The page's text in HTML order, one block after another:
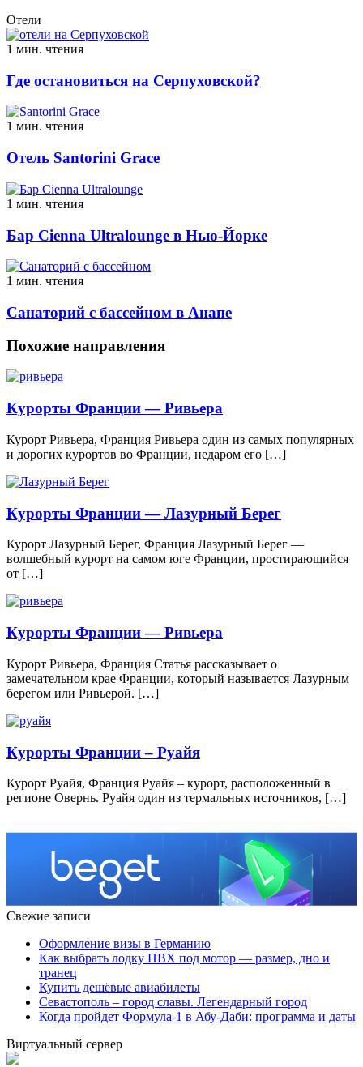
Отели
1 мин. чтения
Где остановиться на Серпуховской?
1 мин. чтения
Отель Santorini Grace
1 мин. чтения
Бар Cienna Ultralounge в Нью-Йорке
1 мин. чтения
Санаторий с бассейном в Анапе
Похожие направления
Курорты Франции — Ривьера
Курорт Ривьера, Франция Ривьера один из самых популярных
и дорогих курортов во Франции, недаром его […]
Курорты Франции — Лазурный Берег
Курорт Лазурный Берег, Франция Лазурный Берег —
волшебный курорт на самом юге Франции, простирающийся
от […]
Курорты Франции — Ривьера
Курорт Ривьера, Франция Статья рассказывает о
замечательном крае Франции, который называется Лазурным
берегом или Ривьерой. […]
Курорты Франции – Руайя
Курорт Руайя, Франция Руайя – курорт, расположенный в
регионе Овернь. Руайя один из термальных источников, […]
Свежие записи
Оформление визы в Германию
Как выбрать лодку ПВХ под мотор — размер, дно и
транец
Купить дешёвые авиабилеты
Севастополь – город славы. Легендарный город
Когда пройдет Формула-1 в Абу-Даби: программа и даты
Виртуальный сервер